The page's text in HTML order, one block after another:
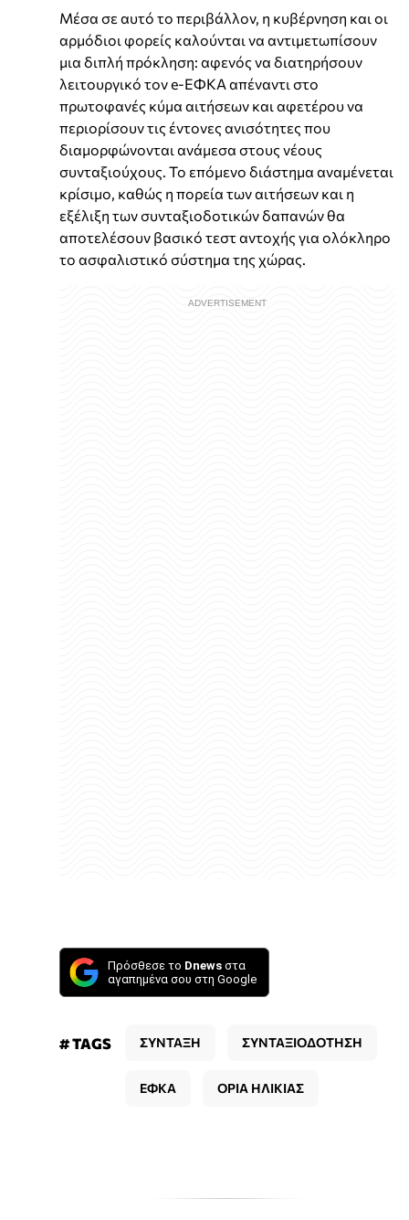
Μέσα σε αυτό το περιβάλλον, η κυβέρνηση και οι
αρμόδιοι φορείς καλούνται να αντιμετωπίσουν
μια διπλή πρόκληση: αφενός να διατηρήσουν
λειτουργικό τον e-ΕΦΚΑ απέναντι στο
πρωτοφανές κύμα αιτήσεων και αφετέρου να
περιορίσουν τις έντονες ανισότητες που
διαμορφώνονται ανάμεσα στους νέους
συνταξιούχους. Το επόμενο διάστημα αναμένεται
κρίσιμο, καθώς η πορεία των αιτήσεων και η
εξέλιξη των συνταξιοδοτικών δαπανών θα
αποτελέσουν βασικό τεστ αντοχής για ολόκληρο
το ασφαλιστικό σύστημα της χώρας.
Πρόσθεσε το Dnews στα
αγαπημένα σου στη Google
# TAGS ΣΥΝΤΑΞΗ ΣΥΝΤΑΞΙΟΔΟΤΗΣΗ
ΕΦΚΑ ΟΡΙΑ ΗΛΙΚΙΑΣ